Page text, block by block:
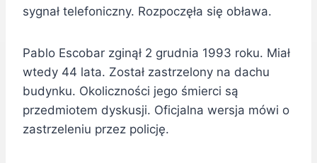
sygnał telefoniczny. Rozpoczęła się obława.
Pablo Escobar zginął 2 grudnia 1993 roku. Miał
wtedy 44 lata. Został zastrzelony na dachu
budynku. Okoliczności jego śmierci są
przedmiotem dyskusji. Oficjalna wersja mówi o
zastrzeleniu przez policję.